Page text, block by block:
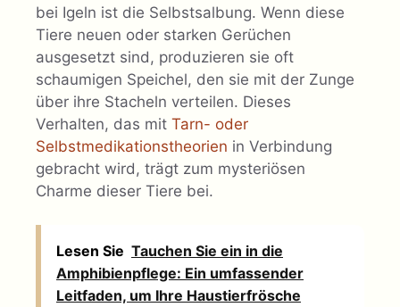
bei Igeln ist die Selbstsalbung. Wenn diese
Tiere neuen oder starken Gerüchen
ausgesetzt sind, produzieren sie oft
schaumigen Speichel, den sie mit der Zunge
über ihre Stacheln verteilen. Dieses
Verhalten, das mit Tarn- oder
Selbstmedikationstheorien in Verbindung
gebracht wird, trägt zum mysteriösen
Charme dieser Tiere bei.
Lesen Sie Tauchen Sie ein in die
Amphibienpflege: Ein umfassender
Leitfaden, um Ihre Haustierfrösche